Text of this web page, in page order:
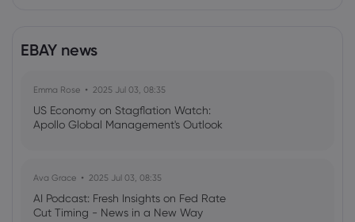
EBAY news
Emma Rose 2025 Jul 03, 08:35
US Economy on Stagflation Watch:
Apollo Global Management's Outlook
Ava Grace 2025 Jul 03, 08:35
AI Podcast: Fresh Insights on Fed Rate
Cut Timing - News in a New Way